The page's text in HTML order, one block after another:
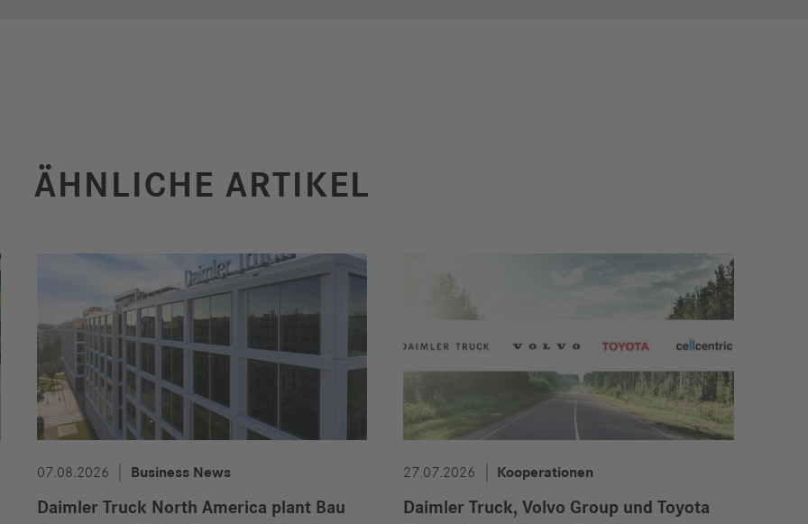
ÄHNLICHE ARTIKEL
07.08.2026 Business News
Daimler Truck North America plant Bau
27.07.2026 Kooperationen
Daimler Truck, Volvo Group und Toyota